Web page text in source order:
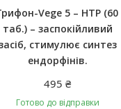
Vege 5 – HTP (60
таб.) – заспокійливий
стимулює синтез
ендорфінів.
495 ₴
Готово до відправки